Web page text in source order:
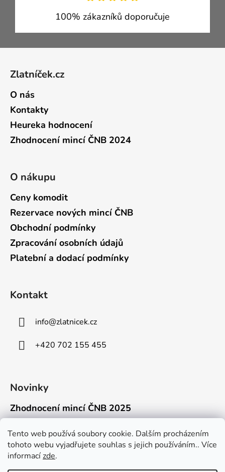
Tento web používá soubory cookie. Dalším procházením
tohoto webu vyjadřujete souhlas s jejich používáním.. Více
informacízde.
100% zákazníků doporučuje
Zlatníček.cz
O nás
Kontakty
Heureka hodnocení
Zhodnocení mincí ČNB 2024
O nákupu
Ceny komodit
Rezervace nových mincí ČNB
Obchodní podmínky
Zpracování osobních údajů
Platební a dodací podmínky
Kontakt
info@zlatnicek.cz
+420 702 155 455
Novinky
Zhodnocení mincí ČNB 2025
Připravili jsme pro vás jednoduchý a př...
Mýty o přepravě zlatých mincí mimo EU